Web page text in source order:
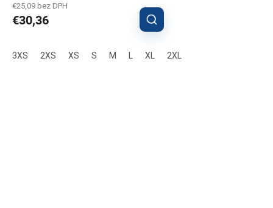
€25,09 bez DPH
€30,36
3XS 2XS XS S M XL 2XL